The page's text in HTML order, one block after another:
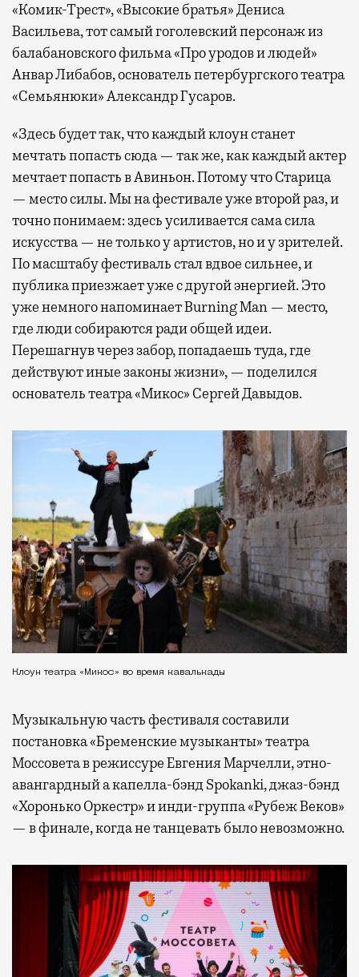
«Комик-Трест», «Высокие братья» Дениса
Васильева, тот самый гоголевский персонаж из
балабановского фильма «Про уродов и людей»
Анвар Либабов, основатель петербургского театра
«Семьянюки» Александр Гусаров.
«Здесь будет так, что каждый клоун станет
мечтать попасть сюда — так же, как каждый актер
мечтает попасть в Авиньон. Потому что Старица
— место силы. Мы на фестивале уже второй раз, и
точно понимаем: здесь усиливается сама сила
искусства — не только у артистов, но и у зрителей.
По масштабу фестиваль стал вдвое сильнее, и
публика приезжает уже с другой энергией. Это
уже немного напоминает Burning Man — место,
где люди собираются ради общей идеи.
Перешагнув через забор, попадаешь туда, где
действуют иные законы жизни», — поделился
основатель театра «Микос» Сергей Давыдов.
Клоун театра «Микос» во время кавалькады
Музыкальную часть фестиваля составили
постановка «Бременские музыканты» театра
Моссовета в режиссуре Евгения Марчелли, этно-
авангардный а капелла-бэнд Spokanki, джаз-бэнд
«Хоронько Оркестр» и инди-группа «Рубеж Веков»
— в финале, когда не танцевать было невозможно.